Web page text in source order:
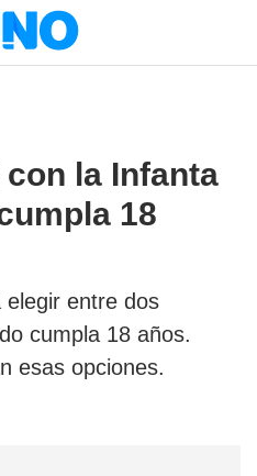
la Infanta
18
entre dos
cumpla 18 años.
esas opciones.